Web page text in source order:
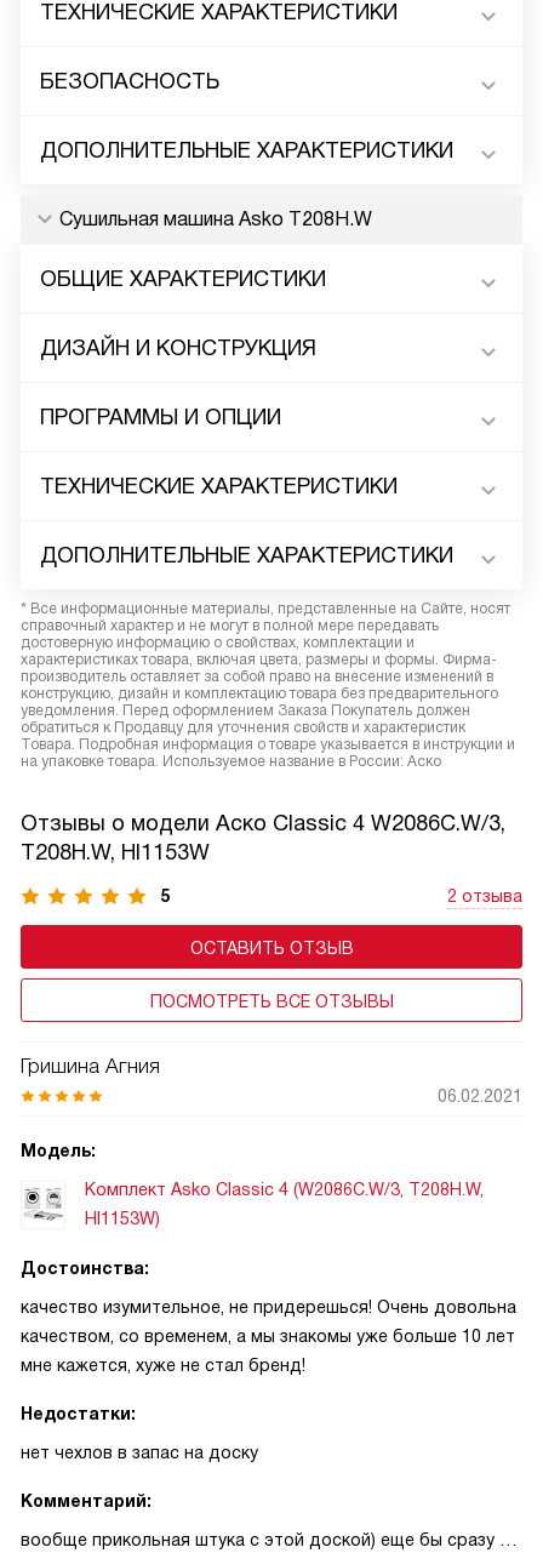
ТЕХНИЧЕСКИЕ ХАРАКТЕРИСТИКИ
БЕЗОПАСНОСТЬ
ДОПОЛНИТЕЛЬНЫЕ ХАРАКТЕРИСТИКИ
Сушильная машина Asko T208H.W
ОБЩИЕ ХАРАКТЕРИСТИКИ
ДИЗАЙН И КОНСТРУКЦИЯ
ПРОГРАММЫ И ОПЦИИ
ТЕХНИЧЕСКИЕ ХАРАКТЕРИСТИКИ
ДОПОЛНИТЕЛЬНЫЕ ХАРАКТЕРИСТИКИ
* Все информационные материалы, представленные на Сайте, носят
справочный характер и не могут в полной мере передавать
достоверную информацию о свойствах, комплектации и
характеристиках товара, включая цвета, размеры и формы. Фирма-
производитель оставляет за собой право на внесение изменений в
конструкцию, дизайн и комплектацию товара без предварительного
уведомления. Перед оформлением Заказа Покупатель должен
обратиться к Продавцу для уточнения свойств и характеристик
Товара. Подробная информация о товаре указывается в инструкции и
на упаковке товара. Используемое название в России: Аско
Отзывы о модели Аско Classic 4 W2086C.W/3,
T208H.W, HI1153W
5 2 отзыва
ОСТАВИТЬ ОТЗЫВ
ПОСМОТРЕТЬ ВСЕ ОТЗЫВЫ
Гришина Агния
06.02.2021
Модель:
Комплект Asko Classic 4 (W2086C.W/3, T208H.W,
HI1153W)
Достоинства:
качество изумительное, не придерешься! Очень довольна
качеством, со временем, а мы знакомы уже больше 10 лет
мне кажется, хуже не стал бренд!
Недостатки:
нет чехлов в запас на доску
Комментарий:
вообще прикольная штука с этой доской) еще бы сразу с